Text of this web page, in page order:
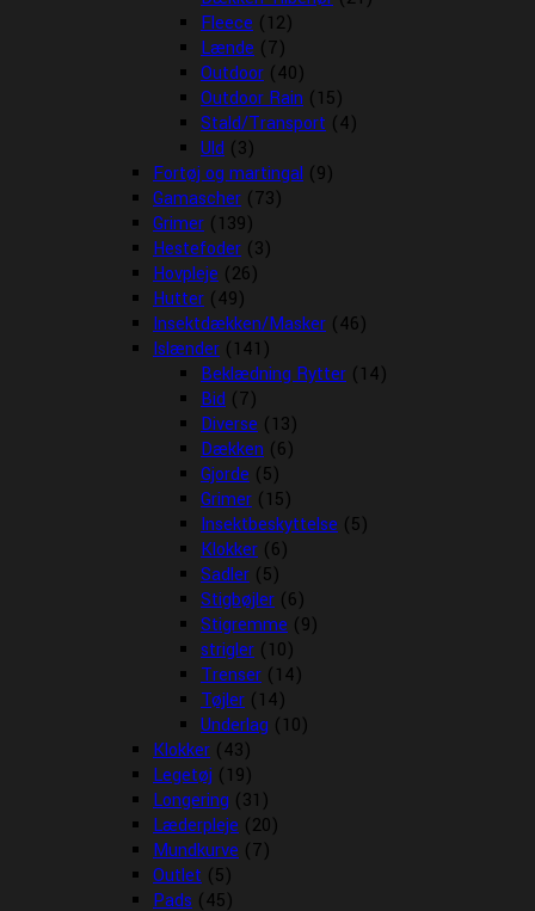
Fleece (12)
Lænde (7)
Outdoor (40)
Outdoor Rain (15)
Stald/Transport (4)
Uld (3)
Fortøj og martingal (9)
Gamascher (73)
Grimer (139)
Hestefoder (3)
Hovpleje (26)
Hutter (49)
Insektdækken/Masker (46)
Islænder (141)
Beklædning Rytter (14)
Bid (7)
Diverse (13)
Dækken (6)
Gjorde (5)
Grimer (15)
Insektbeskyttelse (5)
Klokker (6)
Sadler (5)
Stigbøjler (6)
Stigremme (9)
strigler (10)
Trenser (14)
Tøjler (14)
Underlag (10)
Klokker (43)
Legetøj (19)
Longering (31)
Læderpleje (20)
Mundkurve (7)
Outlet (5)
Pads (45)